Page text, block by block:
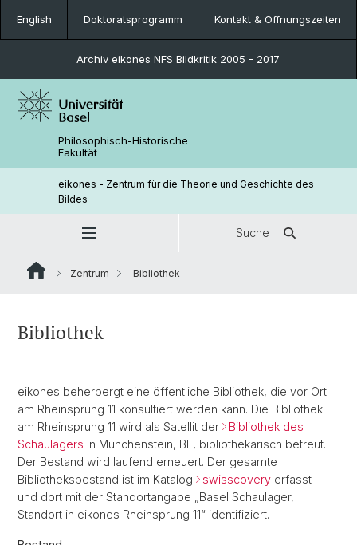
English Doktoratsprogramm Kontakt & Öffnungszeiten
Archiv eikones NFS Bildkritik 2005 - 2017
Philosophisch-Historische
Fakultät
eikones - Zentrum für die Theorie und Geschichte des
Bildes
Suche
Zentrum Bibliothek
Bibliothek
eikones beherbergt eine öffentliche Bibliothek, die vor Ort
am Rheinsprung 11 konsultiert werden kann. Die Bibliothek
am Rheinsprung 11 wird als Satellit der
Bibliothek des
Schaulagers in Münchenstein, BL, bibliothekarisch betreut.
Der Bestand wird laufend erneuert. Der gesamte
Bibliotheksbestand ist im Katalog
swisscovery erfasst –
und dort mit der Standortangabe „Basel Schaulager,
Standort in eikones Rheinsprung 11“ identifiziert.